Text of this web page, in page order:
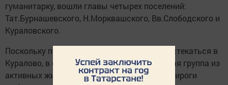
гуманитарку, вошли главы четырех поселений:
Тат.Бурнашевского, Н.Морквашского, Вв.Слободского и
Кураловского.
Поскольку помощь с самого начала стала стекаться в
Куралово, в селе образовалась волонтерская группа из
активных жителей. Кураловцы стали печь пироги